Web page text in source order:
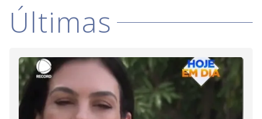
V
i
d
Últimas